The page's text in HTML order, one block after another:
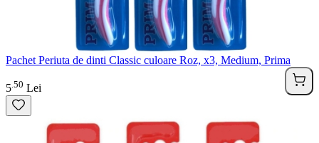
Pachet Periuta de dinti Classic culoare Roz, x3, Medium, Prima
5 50 Lei